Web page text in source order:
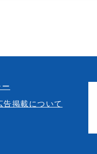
告掲載について